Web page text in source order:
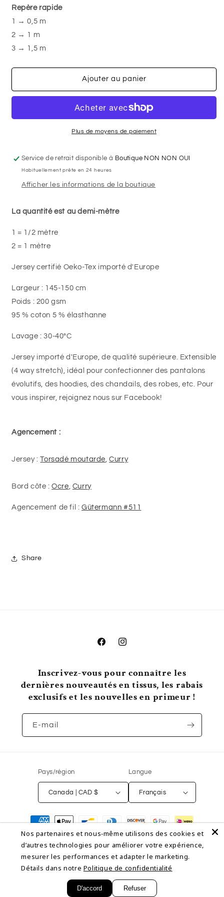
Losanges
taupe
imprimé
Repère rapide
1 → 0,5 m
2 → 1 m
3 → 1,5 m
Ajouter au panier
Plus de moyens de paiement
Service de retrait disponible à Boutique NON NON OUI
Habituellement prête en 24 heures
Afficher les informations de la boutique
La quantité est au demi-mètre
1 = 1/2 mètre
2 = 1 mètre
Jersey certifié Oeko-Tex importé d'Europe
Largeur : 145-150 cm
Poids : 200 gsm
95 % coton 5 % élasthanne
Lavage : 30-40°C
Jersey importé d'Europe, de qualité supérieure. Extensible
(4 way stretch), idéal pour confectionner des pantalons
évolutifs, des hoodies, des chandails, des robes, etc. Pour
vous inspirer, rejoignez nous sur Facebook!
Agencement :
Jersey :Torsadé moutarde ,Curry
Bord côte :Ocre Curry
Agencement de fil : Gütermann #511
Share
FacebookInstagram
Inscrivez-vous pour connaître les
dernières nouveautés en tissus, les rabais
exclusifs et les nouvelles en primeur !
E-mail
Pays/région
Canada | CAD $
Langue
Français
Moyens
de
paiement
© 2026,NON NON OUI Commerce électronique propulsé par Shopify
Politique de remboursement Politique de confidentialité
Conditions d’utilisation Politique d’expédition
Nos partenaires et nous‑même utilisons des cookies et
d’autres technologies pour améliorer votre expérience,
mesurer les performances et adapter le marketing.
Détails dans notre Politique de confidentialité
D'accord Refuser